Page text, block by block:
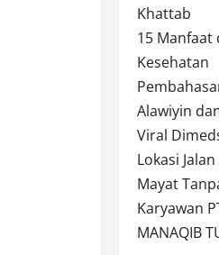
Khattab
15 Manfaat
Kesehatan
Alawiyin
Viral
Lokasi
Mayat
Karyawan
MANAQIB